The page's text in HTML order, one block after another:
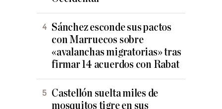
Sánchez esconde sus pactos
con Marruecos sobre
«avalanchas migratorias» tras
firmar 14 acuerdos con Rabat
Castellón suelta miles de
mosquitos tigre en sus